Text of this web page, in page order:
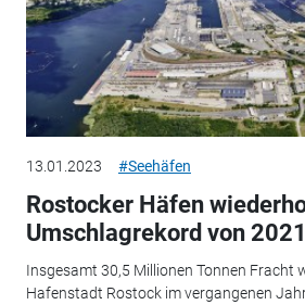
13.01.2023 #Seehäfen
Rostocker Häfen
Umschlagrekord von 2021
Insgesamt 30,5 Millionen Tonnen Fracht
Hafenstadt Rostock im vergangenen